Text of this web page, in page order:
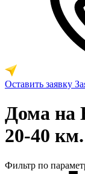
Оставить заявку
Дома на
20-40
Фильтр по